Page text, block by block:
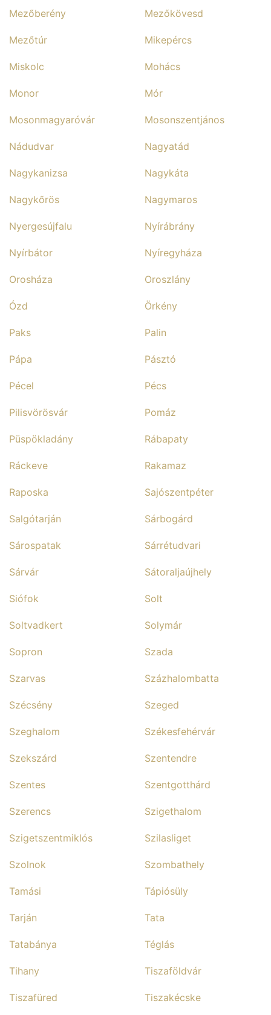
Mezőberény Mezőkövesd
Mezőtúr Mikepércs
Miskolc Mohács
Monor Mór
Mosonmagyaróvár Mosonszentjános
Nádudvar Nagyatád
Nagykanizsa Nagykáta
Nagykőrös Nagymaros
Nyergesújfalu Nyírábrány
Nyírbátor Nyíregyháza
Orosháza Oroszlány
Ózd Örkény
Paks Palin
Pápa Pásztó
Pécel Pécs
Pilisvörösvár Pomáz
Püspökladány Rábapaty
Ráckeve Rakamaz
Raposka Sajószentpéter
Salgótarján Sárbogárd
Sárospatak Sárrétudvari
Sárvár Sátoraljaújhely
Siófok Solt
Soltvadkert Solymár
Sopron Szada
Szarvas Százhalombatta
Szécsény Szeged
Szeghalom Székesfehérvár
Szekszárd Szentendre
Szentes Szentgotthárd
Szerencs Szigethalom
Szigetszentmiklós Szilasliget
Szolnok Szombathely
Tamási Tápiósüly
Tarján Tata
Tatabánya Téglás
Tihany Tiszaföldvár
Tiszafüred Tiszakécske